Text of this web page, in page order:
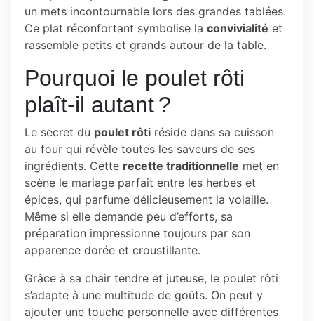
un mets incontournable lors des grandes tablées.
Ce plat réconfortant symbolise la convivialité et
rassemble petits et grands autour de la table.
Pourquoi le poulet rôti
plaît-il autant ?
Le secret du poulet rôti réside dans sa cuisson
au four qui révèle toutes les saveurs de ses
ingrédients. Cette recette traditionnelle met en
scène le mariage parfait entre les herbes et
épices, qui parfume délicieusement la volaille.
Même si elle demande peu d’efforts, sa
préparation impressionne toujours par son
apparence dorée et croustillante.
Grâce à sa chair tendre et juteuse, le poulet rôti
s’adapte à une multitude de goûts. On peut y
ajouter une touche personnelle avec différentes